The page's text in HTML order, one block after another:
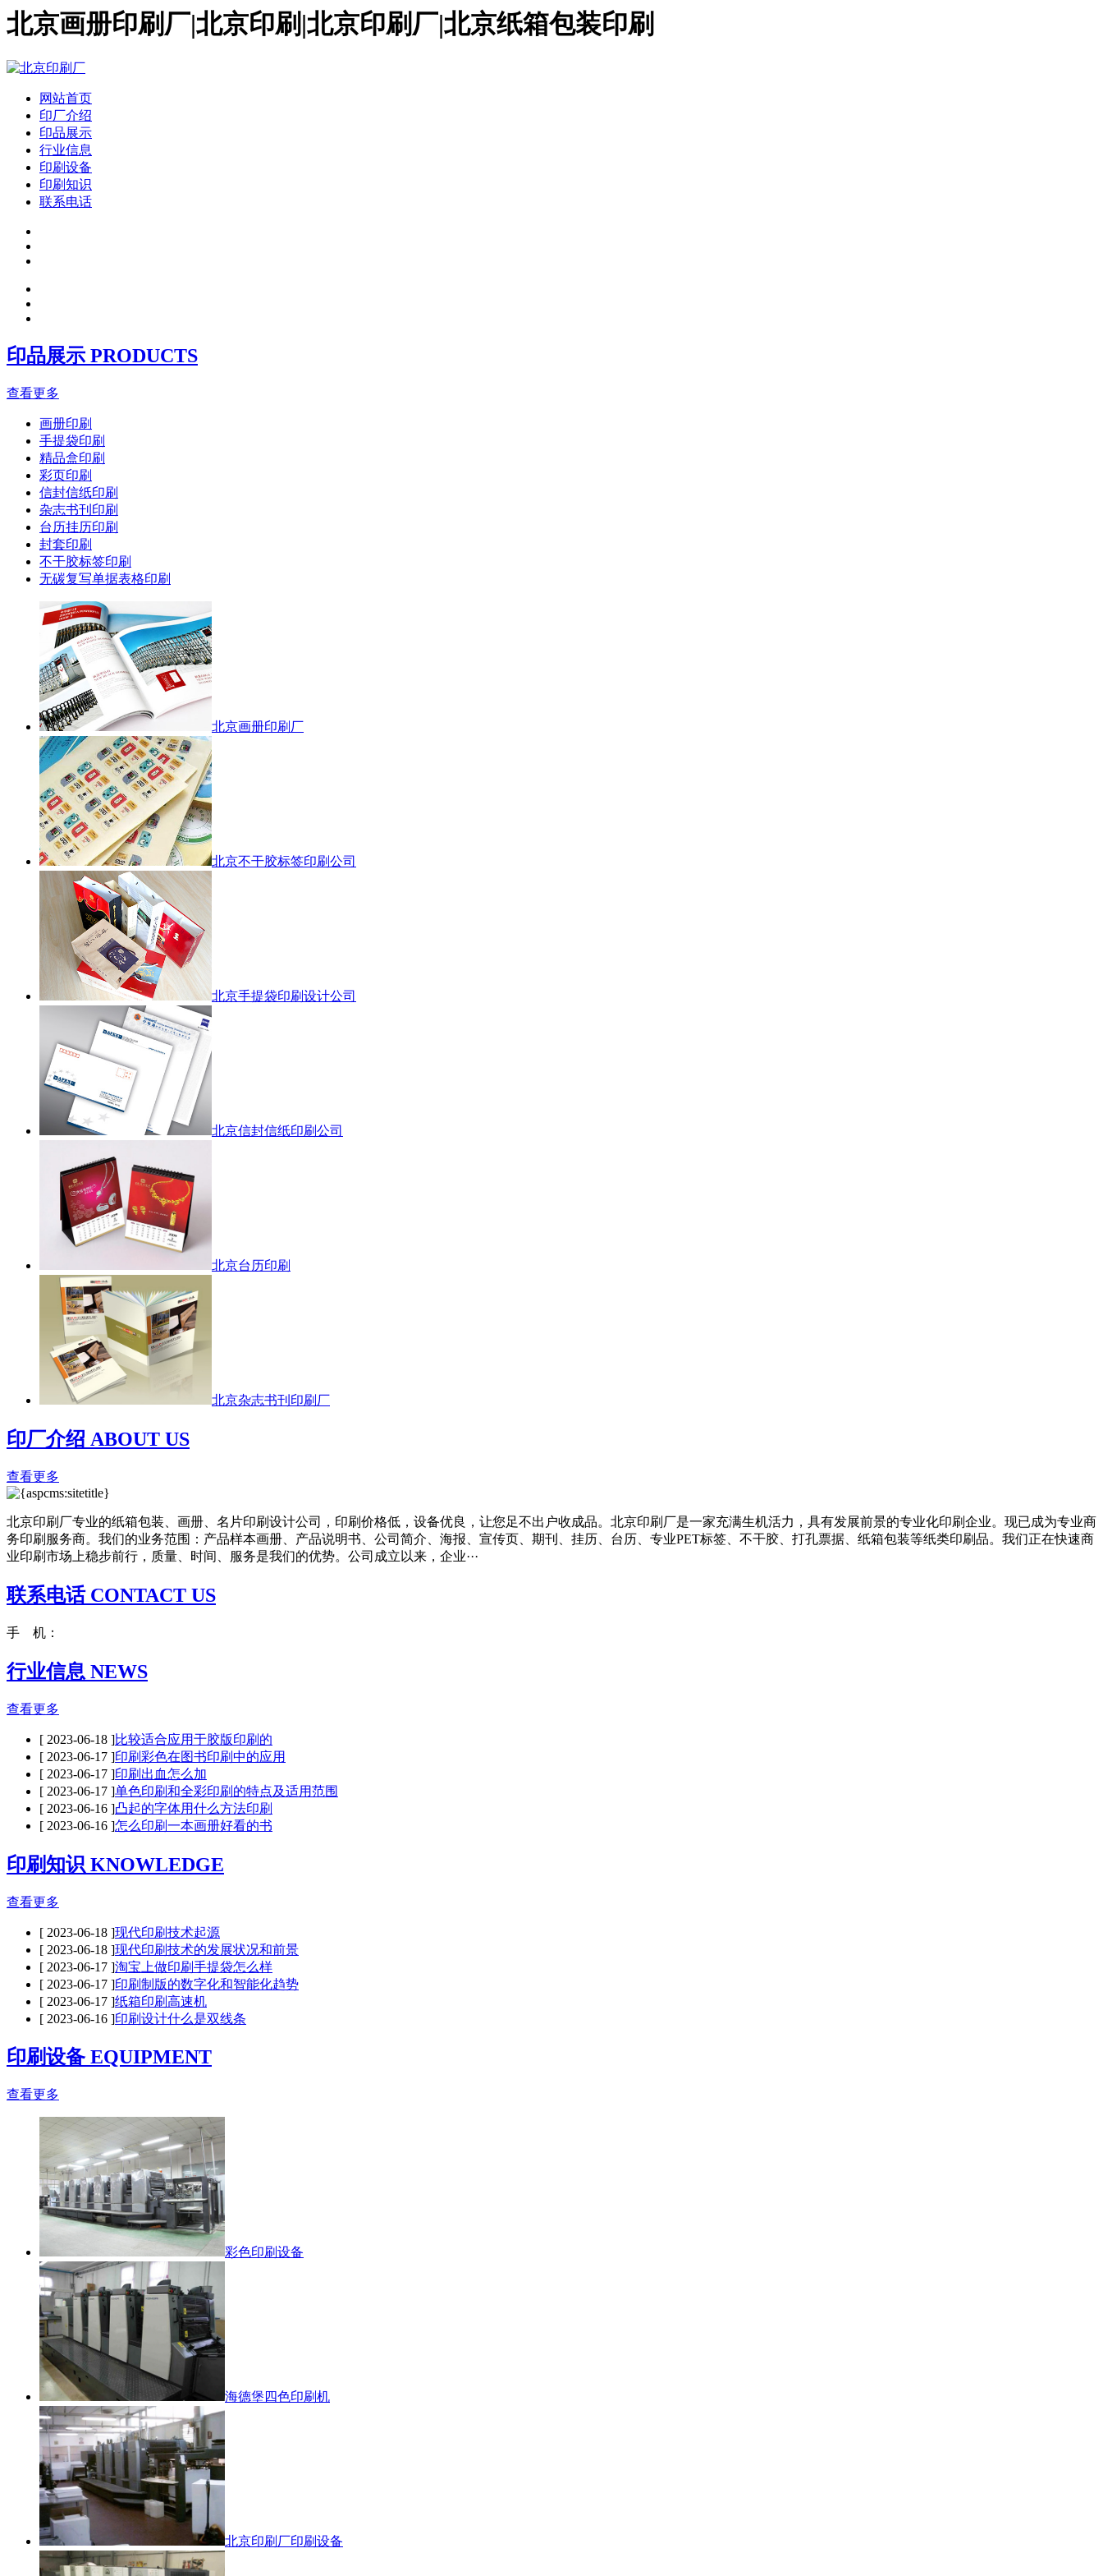
北京画册印刷厂|北京印刷|北京印刷厂|北京纸箱包装印刷
网站首页
印厂介绍
印品展示
行业信息
印刷设备
印刷知识
联系电话
印品展示 PRODUCTS
查看更多
画册印刷
手提袋印刷
精品盒印刷
彩页印刷
信封信纸印刷
杂志书刊印刷
台历挂历印刷
封套印刷
不干胶标签印刷
无碳复写单据表格印刷
北京画册印刷厂
北京不干胶标签印刷公司
北京手提袋印刷设计公司
北京信封信纸印刷公司
北京台历印刷
北京杂志书刊印刷厂
印厂介绍 ABOUT US
查看更多
北京印刷厂专业的纸箱包装、画册、名片印刷设计公司，印刷价格低，设备优良，让您足不出户收成品。北京印刷厂是一家充满生机活力，具有发展前景的专业化印刷企业。现已成为专业商
务印刷服务商。我们的业务范围：产品样本画册、产品说明书、公司简介、海报、宣传页、期刊、挂历、台历、专业PET标签、不干胶、打孔票据、纸箱包装等纸类印刷品。我们正在快速商
业印刷市场上稳步前行，质量、时间、服务是我们的优势。公司成立以来，企业···
联系电话 CONTACT US
手 机：
行业信息 NEWS
查看更多
[ 2023-06-18 ]比较适合应用于胶版印刷的
[ 2023-06-17 ]印刷彩色在图书印刷中的应用
[ 2023-06-17 ]印刷出血怎么加
[ 2023-06-17 ]单色印刷和全彩印刷的特点及适用范围
[ 2023-06-16 ]凸起的字体用什么方法印刷
[ 2023-06-16 ]怎么印刷一本画册好看的书
印刷知识 KNOWLEDGE
查看更多
[ 2023-06-18 ]现代印刷技术起源
[ 2023-06-18 ]现代印刷技术的发展状况和前景
[ 2023-06-17 ]淘宝上做印刷手提袋怎么样
[ 2023-06-17 ]印刷制版的数字化和智能化趋势
[ 2023-06-17 ]纸箱印刷高速机
[ 2023-06-16 ]印刷设计什么是双线条
印刷设备 EQUIPMENT
查看更多
彩色印刷设备
海德堡四色印刷机
北京印刷厂印刷设备